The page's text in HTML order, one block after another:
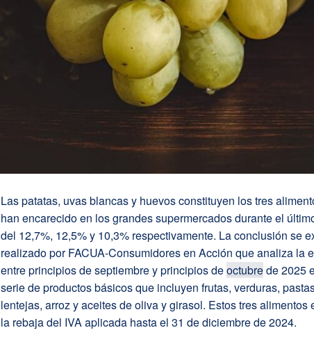
Las patatas, uvas blancas y huevos constituyen los tres
han encarecido en los grandes supermercados durante el
del 12,7%, 12,5% y 10,3% respectivamente. La conclusión se
realizado por FACUA-Consumidores en Acción que analiza la
entre principios de septiembre y principios deoctubrede 2025
serie de productos básicos que incluyen frutas, verduras,
lentejas, arroz y aceites de oliva y girasol. Estos tres alimentos
la rebaja del IVA aplicada hasta el 31 de diciembre de 2024.